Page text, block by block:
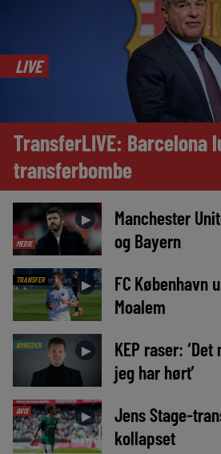
LIVE
TransferLIVE: Barcelona
transferbombe
MEDIE
►
Manchester
og Bayern
TRANSFER ►
FC København
Moalem
NYHEDER ►
KEP raser:
jeg har hørt’
AVIS ►
Jens Stage-
kollapset